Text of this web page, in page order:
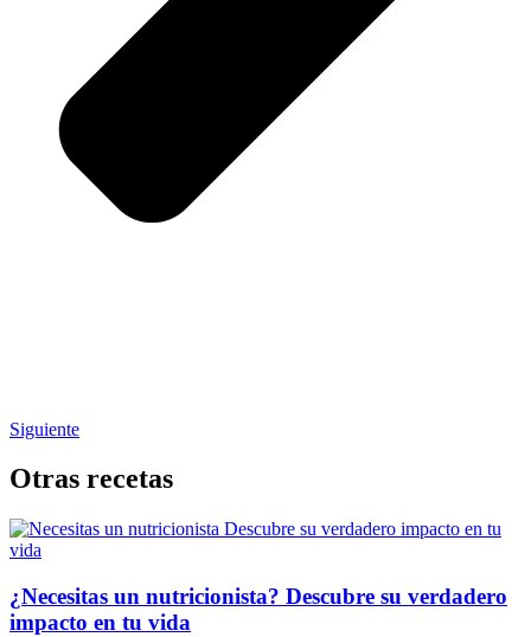
Siguiente
Otras recetas
¿Necesitas un nutricionista? Descubre su verdadero
impacto en tu vida